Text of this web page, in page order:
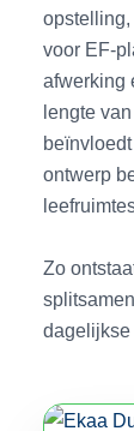
voor EF-
afwerking
lengte
ontwerp
Zo
dagelijkse